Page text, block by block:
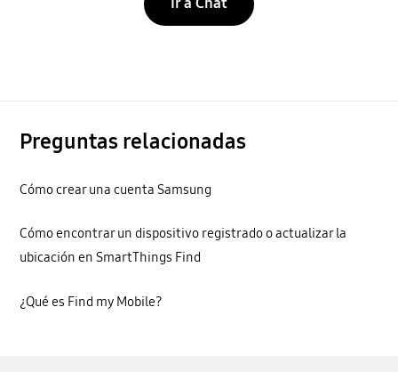
Preguntas relacionadas
Cómo crear una cuenta Samsung
Cómo encontrar un dispositivo registrado o actualizar la
ubicación en SmartThings Find
¿Qué es Find my Mobile?